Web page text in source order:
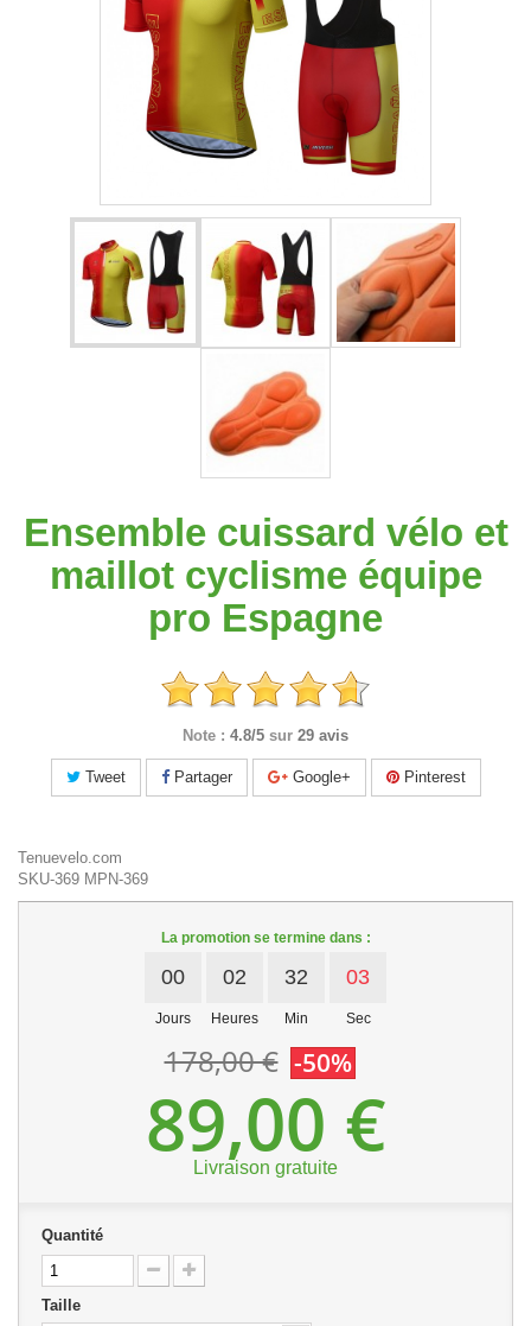
Ensemble cuissard vélo et
maillot cyclisme équipe
pro Espagne
Note : 4.8/5 sur 29 avis
Tweet Partager Google+ Pinterest
Tenuevelo.com
SKU-369 MPN-369
La promotion se termine dans :
00
Jours
02
Heures
32
Min
03
Sec
178,00 € -50%
89,00 €
Livraison gratuite
Quantité
Taille